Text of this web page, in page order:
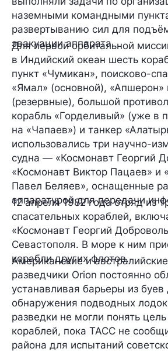
наземными командными
развертыванию сил для
эвакуации аппарата.
Для первой орбитальной
в Индийский океан шесть
пункт «Чумикан», поисково-
«Ямал» (основной), «Апшерон»
(резервные), большой
корабль «Горделивый» (уже в
на «Чапаев») и танкер
использовались три научно-
судна — «Космонавт Георгий
«Космонавт Виктор Пацаев» и
Павел Беляев», оснащенные
аппаратурой для передачи
12 апреля 1982 года отряд из
спасательных кораблей,
«Космонавт Георгий
Севастополя. В море к ним
корабли других флотов.
Американские и
разведчики Orion постоянно
устанавливая барьеры из буев
обнаружения подводных
разведки не могли понять
кораблей, пока ТАСС не
района для испытаний